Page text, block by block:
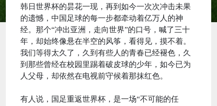
韩日世界杯的昙花一现，再到如今一次次冲击未果
的遗憾，中国足球的每一步都牵动着亿万人的神
经。那个“冲出亚洲，走向世界”的口号，喊了三十
年，却始终像悬在半空的风筝，看得见，摸不着。
我们等得太久了，久到有些人的青春已经褪色，久
到那些曾经在校园里踢着破皮球的少年，如今已为
人父母，却依然在电视前守候着那抹红色。
有人说，国足重返世界杯，是一场“不可能的任